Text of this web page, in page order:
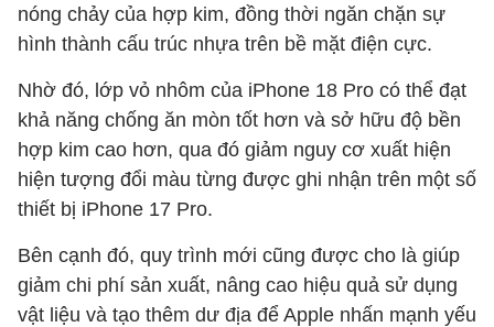
nóng chảy của hợp kim, đồng thời ngăn chặn sự
hình thành cấu trúc nhựa trên bề mặt điện cực.
Nhờ đó, lớp vỏ nhôm của iPhone 18 Pro có thể đạt
khả năng chống ăn mòn tốt hơn và sở hữu độ bền
hợp kim cao hơn, qua đó giảm nguy cơ xuất hiện
hiện tượng đổi màu từng được ghi nhận trên một số
thiết bị iPhone 17 Pro.
Bên cạnh đó, quy trình mới cũng được cho là giúp
giảm chi phí sản xuất, nâng cao hiệu quả sử dụng
vật liệu và tạo thêm dư địa để Apple nhấn mạnh yếu